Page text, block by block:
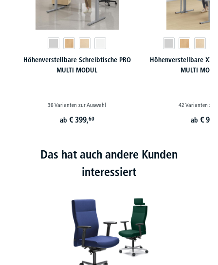
Höhenverstellbare Schreibtische PRO
MULTI MODUL
36 Varianten zur Auswahl
ab € 399,60
Höhenverstellbare
MULTI
42 Varianten zur
ab €
Das hat auch andere Kunden
interessiert